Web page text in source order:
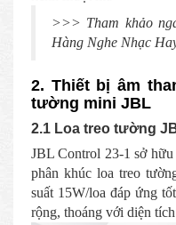
>>> Tham khảo
Hàng Nghe Nhạc
2. Thiết bị âm
tường mini JBL
2.1 Loa treo tường
JBL Control 23-1 sở
phân khúc loa treo
suất 15W/loa đáp ứng
rộng, thoáng với diện